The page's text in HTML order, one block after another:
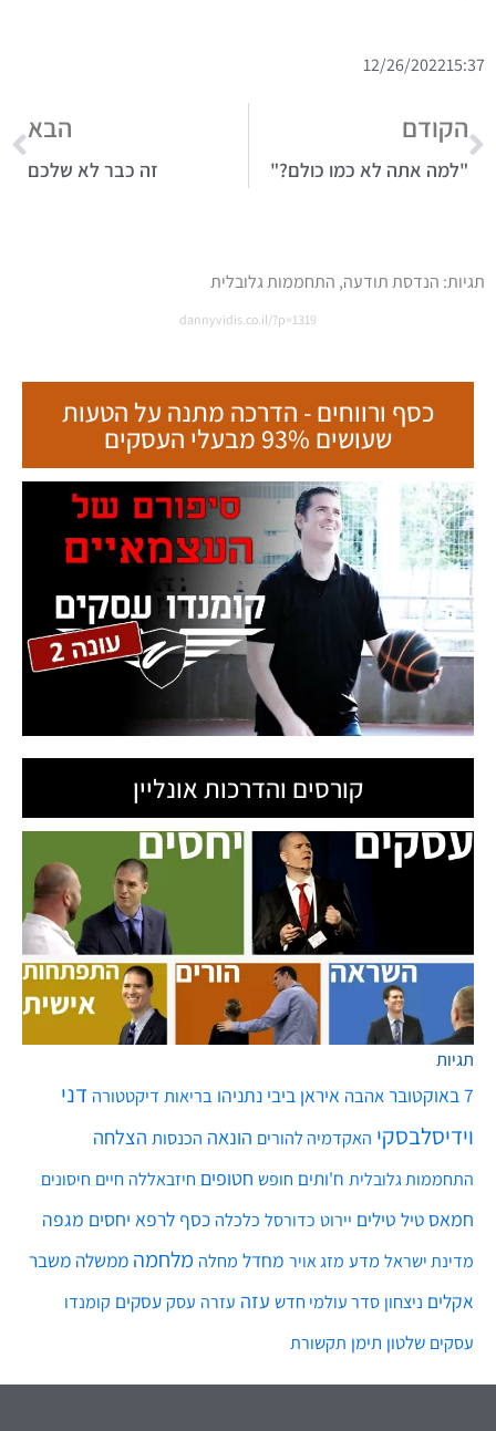
15:37
12/26/2022
הקודם
"למה אתה לא כמו כולם?"
הבא
זה כבר לא שלכם
תגיות: הנדסת תודעה, התחממות גלובלית
dannyvidis.co.il/?p=1319
כסף ורווחים - הדרכה מתנה על הטעות
שעושים 93% מבעלי העסקים
קורסים והדרכות אונליין
תגיות
7 באוקטובר אהבה איראן ביבי נתניהו בריאות דיקטטורה דני
וידיסלבסקי האקדמיה להורים הונאה הכנסות הצלחה
התחממות גלובלית ח'ותים חופש חטופים חיזבאללה חיים חיסונים
חמאס טיל טילים יירוט כדורסל כלכלה כסף לרפא יחסים מגפה
מדינת ישראל מדע מזג אויר מחדל מחלה מלחמה ממשלה משבר
אקלים ניצחון סדר עולמי חדש עזה עזרה עסק עסקים קומנדו
עסקים שלטון תימן תקשורת